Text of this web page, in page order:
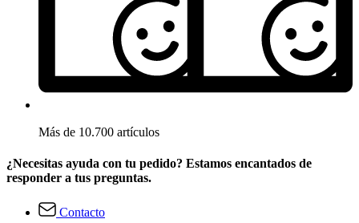
Más de 10.700 artículos
¿Necesitas ayuda con tu pedido? Estamos encantados de
responder a tus preguntas.
Contacto